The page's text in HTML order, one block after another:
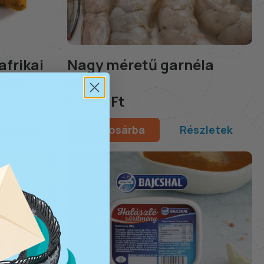
Nagy méretű garnéla
800g
6,900 Ft
Kosárba Részletek